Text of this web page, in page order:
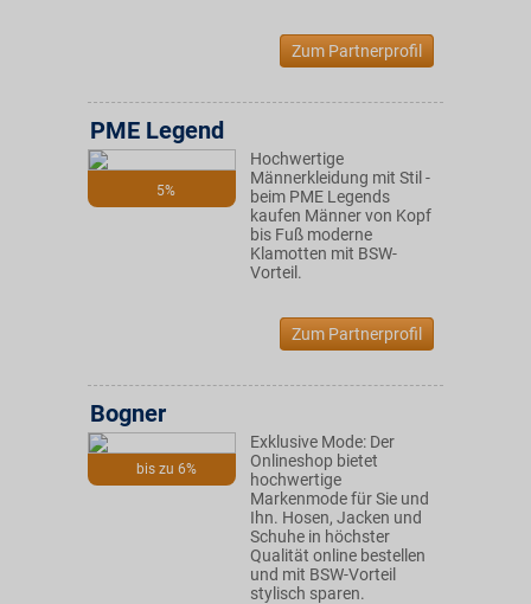
Zum Partnerprofil
5%
PME Legend
Hochwertige
Männerkleidung mit Stil -
beim PME Legends
kaufen Männer von Kopf
bis Fuß moderne
Klamotten mit BSW-
Vorteil.
Zum Partnerprofil
bis zu 6%
Bogner
Exklusive Mode: Der
Onlineshop bietet
hochwertige
Markenmode für Sie und
Ihn. Hosen, Jacken und
Schuhe in höchster
Qualität online bestellen
und mit BSW-Vorteil
stylisch sparen.